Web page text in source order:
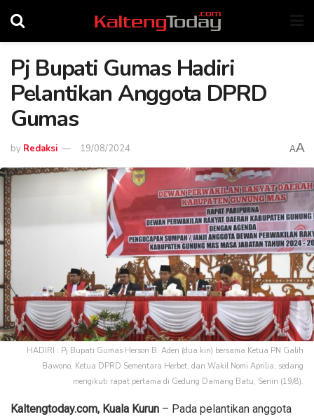
Pj Bupati Gumas Hadiri
Pelantikan Anggota DPRD
Gumas
by Redaksi 19/08/2024 AA
HADIRI : Pj Bupati Gumas Herson B. Aden (dua kiri) bersama Ketua PN Galih
Bawono, Ketua DPRD Sementara Herbet, dan Wakil Nomi Aprilia, sedang
mengikuti rapat pertama di Gedung Damang Batu, Senin (19/8).
Kaltengtoday.com, Kuala Kurun – Pada pelantikan anggota